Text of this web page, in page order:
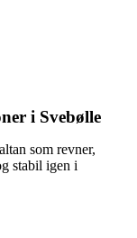
i Svebølle
som revner,
stabil igen i